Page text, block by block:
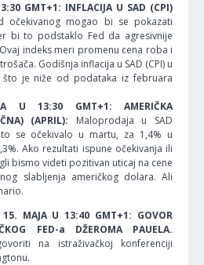
GMT+1: INFLACIJA U SAD (CPI)
očekivanog mogao bi se pokazati
bi to podstaklo Fed da agresivnije
indeks meri promenu cena roba i
Godišnja inflacija u SAD (CPI) u
što je niže od podataka iz februara
U 13:30 GMT+1: AMERIČKA
(APRIL): Maloprodaja u SAD
se očekivalo u martu, za 1,4% u
Ako rezultati ispune očekivanja ili
bismo videti pozitivan uticaj na cene
slabljenja američkog dolara. Ali
15. MAJA U 13:40 GMT+1: GOVOR
FED-a DŽEROMA PAUELA.
na istraživačkoj konferenciji